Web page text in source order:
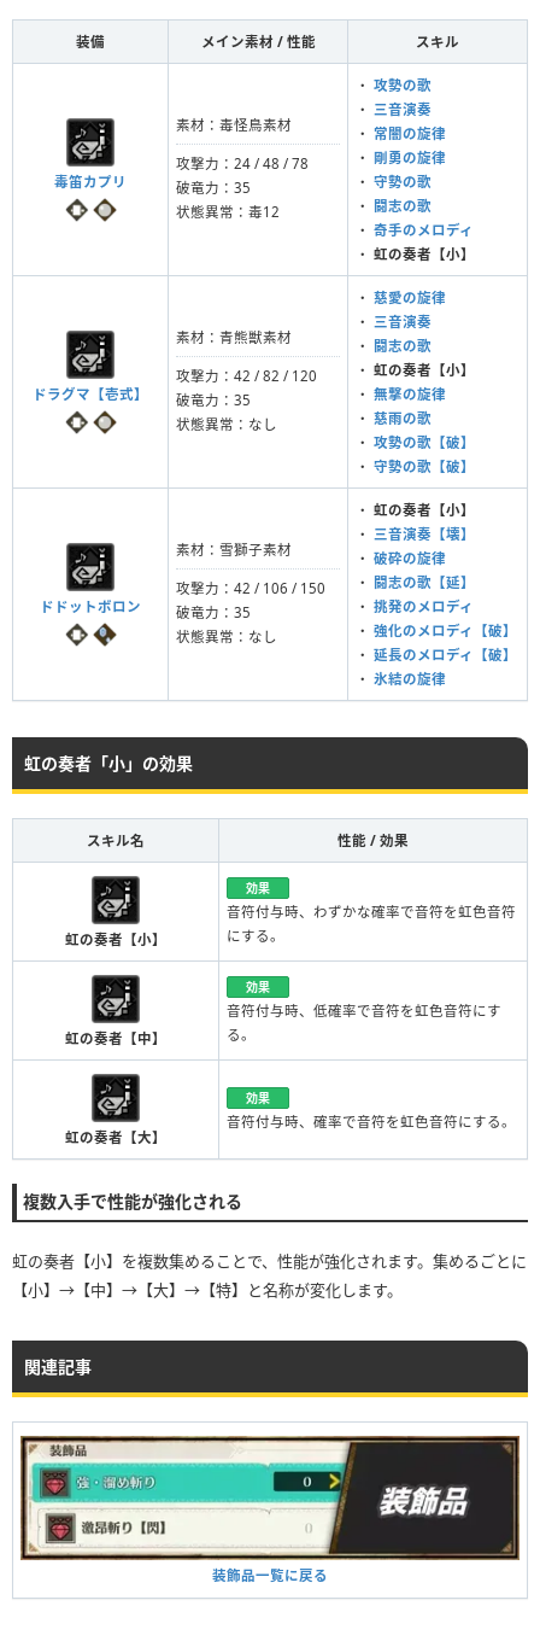
装備 メイン素材 / 性能 スキル
毒笛カプリ
素材：毒怪鳥素材
攻撃力：24 / 48 / 78
破竜力：35
状態異常：毒12
・ 攻勢の歌
・ 三音演奏
・ 常闇の旋律
・ 剛勇の旋律
・ 守勢の歌
・ 闘志の歌
・ 奇手のメロディ
・ 虹の奏者【小】
ドラグマ【壱式】
素材：青熊獣素材
攻撃力：42 / 82 / 120
破竜力：35
状態異常：なし
・ 慈愛の旋律
・ 三音演奏
・ 闘志の歌
・ 虹の奏者【小】
・ 無撃の旋律
・ 慈雨の歌
・ 攻勢の歌【破】
・ 守勢の歌【破】
ドドットボロン
素材：雪獅子素材
攻撃力：42 / 106 / 150
破竜力：35
状態異常：なし
・ 虹の奏者【小】
・ 三音演奏【壊】
・ 破砕の旋律
・ 闘志の歌【延】
・ 挑発のメロディ
・ 強化のメロディ【破】
・ 延長のメロディ【破】
・ 氷結の旋律
虹の奏者「小」の効果
スキル名 性能 / 効果
虹の奏者【小】
効果
音符付与時、わずかな確率で音符を虹色音符
にする。
虹の奏者【中】
効果
音符付与時、低確率で音符を虹色音符にす
る。
虹の奏者【大】
効果
音符付与時、確率で音符を虹色音符にする。
複数入手で性能が強化される
虹の奏者【小】を複数集めることで、性能が強化されます。集めるごとに
【小】→【中】→【大】→【特】と名称が変化します。
関連記事
装飾品一覧に戻る